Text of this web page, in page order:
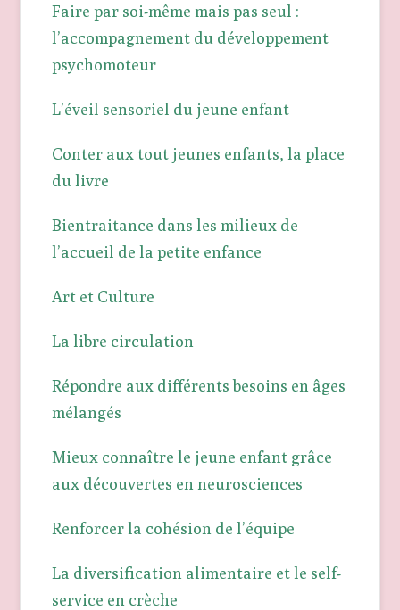
Faire par soi-même mais pas seul :
l’accompagnement du développement
psychomoteur
L’éveil sensoriel du jeune enfant
Conter aux tout jeunes enfants, la place
du livre
Bientraitance dans les milieux de
l’accueil de la petite enfance
Art et Culture
La libre circulation
Répondre aux différents besoins en âges
mélangés
Mieux connaître le jeune enfant grâce
aux découvertes en neurosciences
Renforcer la cohésion de l’équipe
La diversification alimentaire et le self-
service en crèche